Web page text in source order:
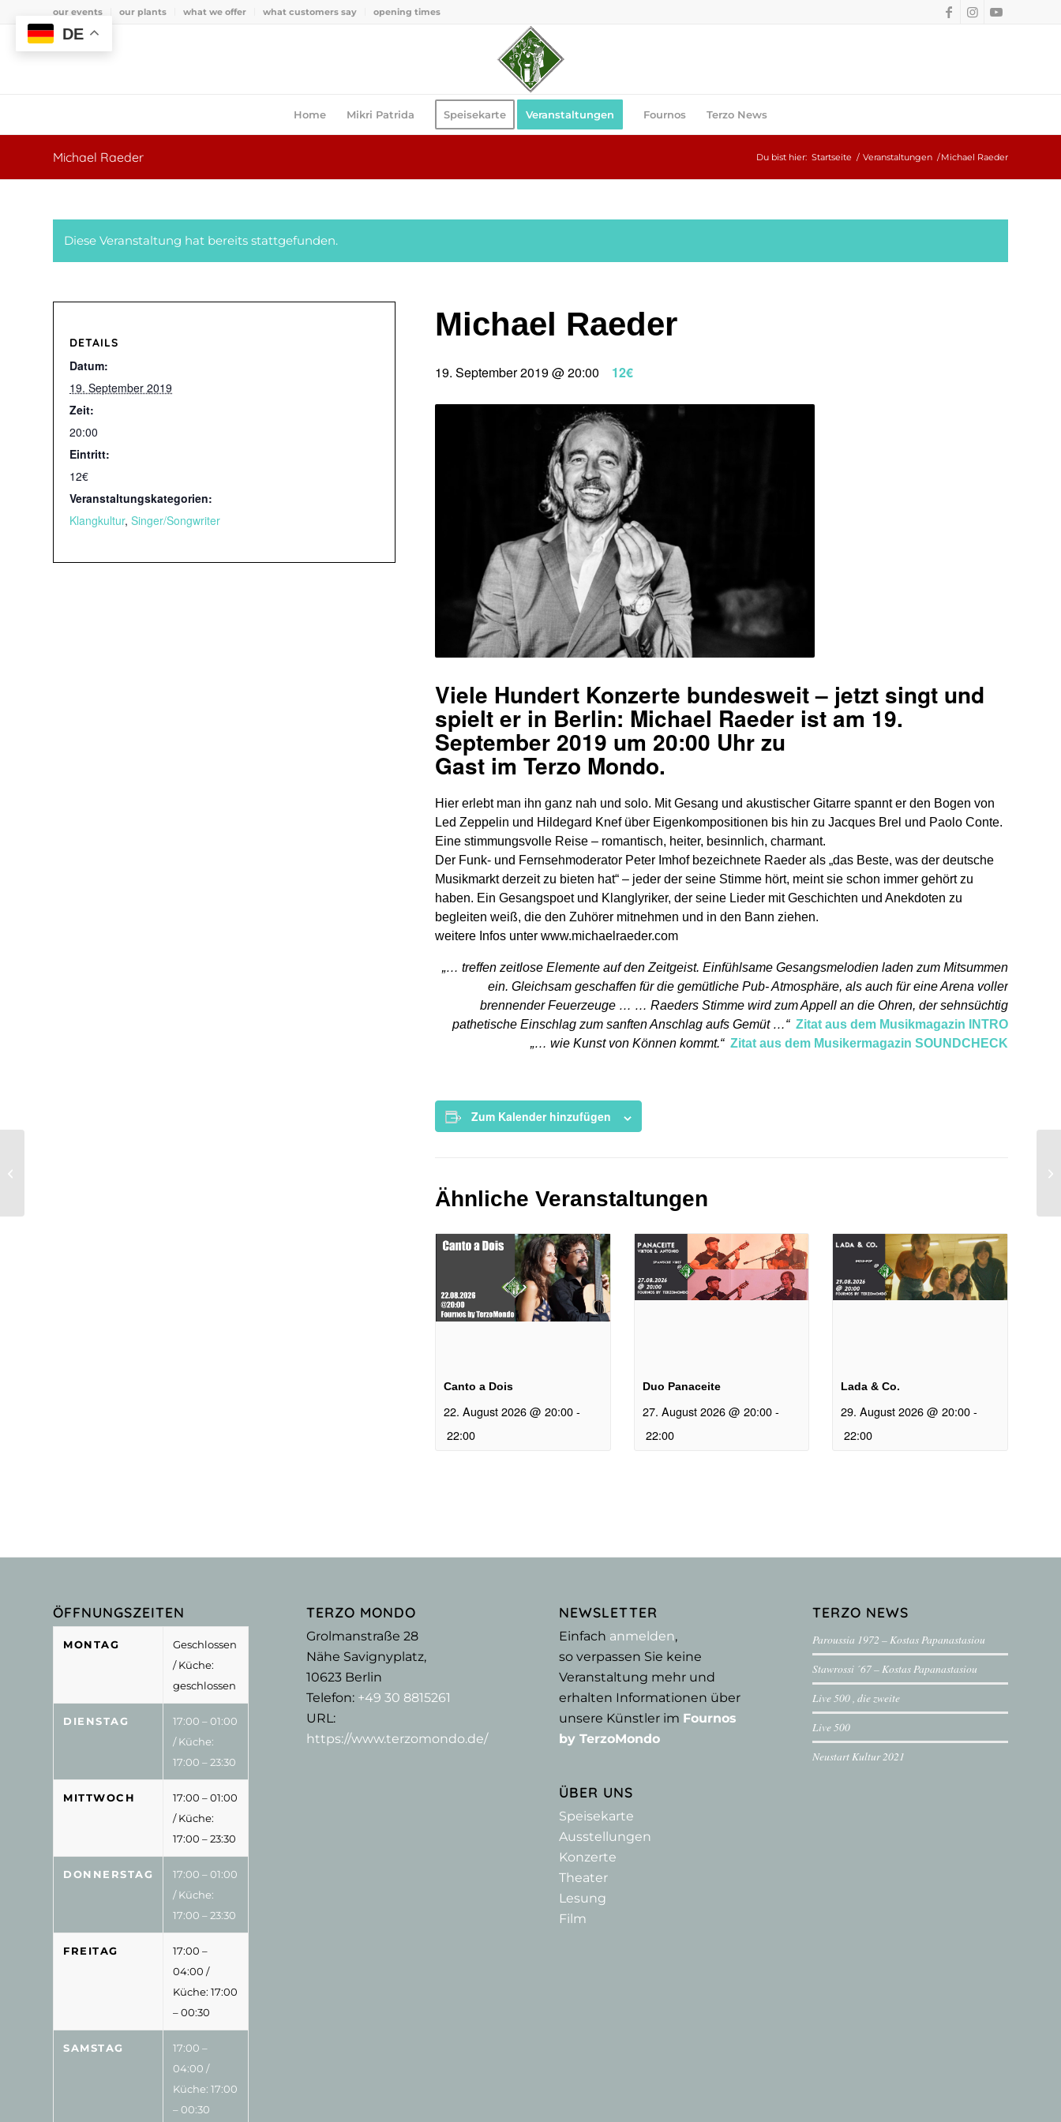
our events our plants what we offer what customers say opening times
Home Mikri Patrida Speisekarte Veranstaltungen Fournos Terzo News
Michael Raeder Du bist hier: Startseite / Veranstaltungen /Michael Raeder
Diese Veranstaltung hat bereits stattgefunden.
Michael Raeder
19. September 2019 @ 20:00 12€
Viele Hundert Konzerte bundesweit – jetzt singt und
spielt er in Berlin: Michael Raeder ist am 19.
September 2019 um 20:00 Uhr zu
Gast im Terzo Mondo.
Hier erlebt man ihn ganz nah und solo. Mit Gesang und akustischer Gitarre spannt er den Bogen von
Led Zeppelin und Hildegard Knef über Eigenkompositionen bis hin zu Jacques Brel und Paolo Conte.
Eine stimmungsvolle Reise – romantisch, heiter, besinnlich, charmant.
Der Funk- und Fernsehmoderator Peter Imhof bezeichnete Raeder als „das Beste, was der deutsche
Musikmarkt derzeit zu bieten hat“ – jeder der seine Stimme hört, meint sie schon immer gehört zu
haben. Ein Gesangspoet und Klanglyriker, der seine Lieder mit Geschichten und Anekdoten zu
begleiten weiß, die den Zuhörer mitnehmen und in den Bann ziehen.
weitere Infos unter www.michaelraeder.com
„… treffen zeitlose Elemente auf den Zeitgeist. Einfühlsame Gesangsmelodien laden zum Mitsummen
ein. Gleichsam geschaffen für die gemütliche Pub- Atmosphäre, als auch für eine Arena voller
brennender Feuerzeuge … … Raeders Stimme wird zum Appell an die Ohren, der sehnsüchtig
pathetische Einschlag zum sanften Anschlag aufs Gemüt …“ Zitat aus dem Musikmagazin INTRO
„… wie Kunst von Können kommt.“ Zitat aus dem Musikermagazin SOUNDCHECK
Zum Kalender hinzufügen
Ähnliche Veranstaltungen
Canto a Dois
22. August 2026 @ 20:00-
22:00
Duo Panaceite
27. August 2026 @ 20:00 -
22:00
Lada & Co.
29. August 2026 @ 20:00 -
22:00
DETAILS
Datum:
19. September 2019
Zeit:
20:00
Eintritt:
12€
Veranstaltungskategorien:
Klangkultur, Singer/Songwriter
ÖFFNUNGSZEITEN
MONTAG
Geschlossen
/ Küche:
geschlossen
DIENSTAG
17:00 – 01:00
/ Küche:
17:00 – 23:30
MITTWOCH
17:00 – 01:00
/ Küche:
17:00 – 23:30
DONNERSTAG
17:00 – 01:00
/ Küche:
17:00 – 23:30
FREITAG
17:00 –
04:00 /
Küche: 17:00
– 00:30
SAMSTAG
17:00 –
04:00 /
Küche: 17:00
– 00:30
TERZO MONDO
Grolmanstraße 28
Nähe Savignyplatz,
10623Berlin
Telefon: +49 30 8815261
URL:
https://www.terzomondo.de/
NEWSLETTER
Einfach anmelden,
so verpassen Sie keine
Veranstaltung mehr und
erhalten Informationen über
unsere Künstler im Fournos
by TerzoMondo
ÜBER UNS
Speisekarte
Ausstellungen
Konzerte
Theater
Lesung
Film
TERZO NEWS
Paroussia 1972 – Kostas Papanastasiou
Stawrossi ´67 – Kostas Papanastasiou
Live 500 , die zweite
Live 500
Neustart Kultur 2021
DE